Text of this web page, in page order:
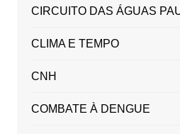
CIRCUITO DAS ÁGUAS
CLIMA E TEMPO
CNH
COMBATE À DENGUE